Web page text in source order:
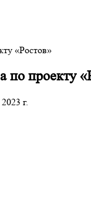
«Ростов»
по проекту
г.